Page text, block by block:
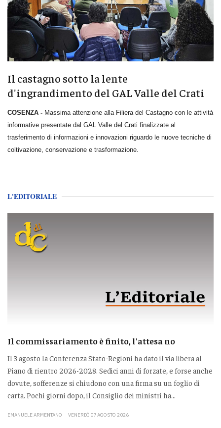
Il castagno sotto la lente
d'ingrandimento del GAL Valle del Crati
COSENZA - Massima attenzione alla Filiera del Castagno con le attività
informative presentate dal GAL Valle del Crati finalizzate al
trasferimento di informazioni e innovazioni riguardo le nuove tecniche di
coltivazione, conservazione e trasformazione.
L'EDITORIALE
Il commissariamento è finito, l'attesa no
Il 3 agosto la Conferenza Stato-Regioni ha dato il via libera al
Piano di rientro 2026-2028. Sedici anni di forzate, e forse anche
dovute, sofferenze si chiudono con una firma su un foglio di
carta. Pochi giorni dopo, il Consiglio dei ministri ha...
EMANUELE ARMENTANO VENERDÌ 07 AGOSTO 2026